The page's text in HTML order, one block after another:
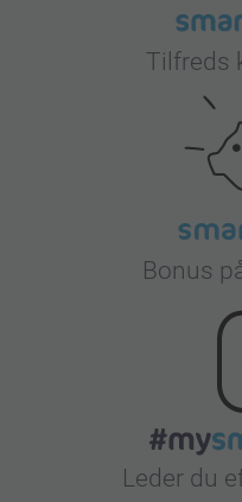
Tilfreds
Bonus
Leder du